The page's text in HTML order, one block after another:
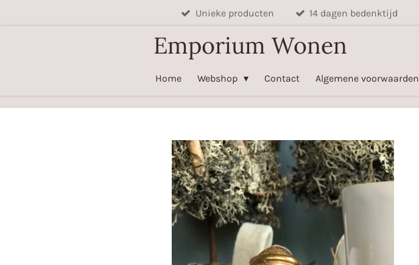
Unieke producten 14 dagen bedenktijd
Emporium Wonen
Home Webshop Contact Algemene voorwaarden